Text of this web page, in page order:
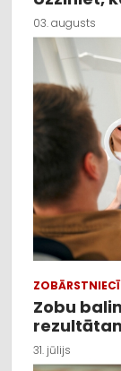
03. augusts
Zobu
31. jūlijs